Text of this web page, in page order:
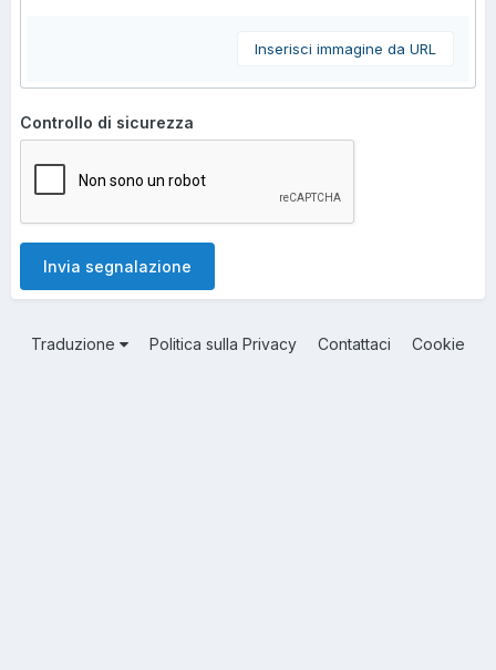
Inserisci immagine da URL
Controllo di sicurezza
Invia segnalazione
Traduzione Politica sulla Privacy Contattaci Cookie